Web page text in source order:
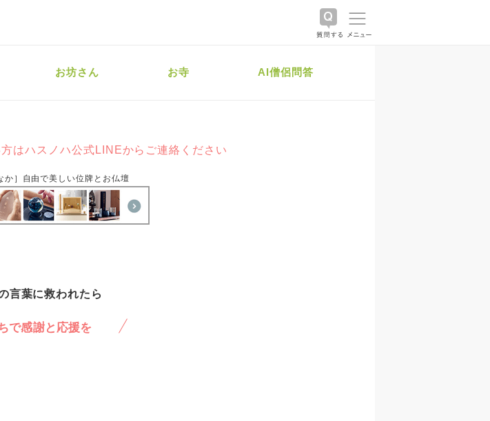
お坊さん お寺 AI僧侶問答
はハスノハ公式LINEからご連絡ください
か］自由で美しい位牌とお仏壇
言葉に救われたら
で感謝と応援を